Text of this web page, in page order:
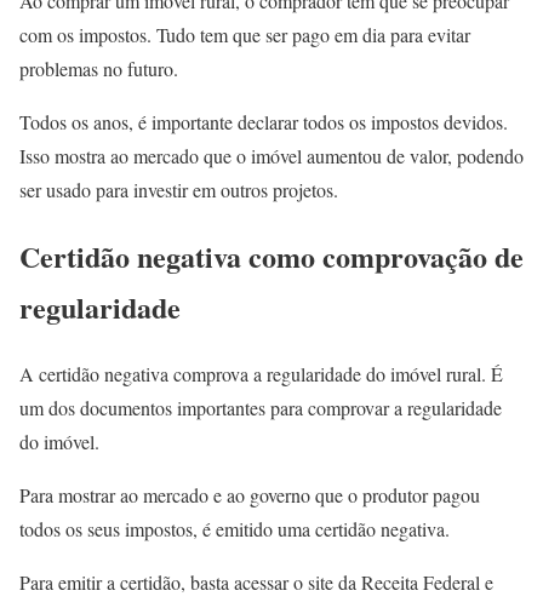
com os impostos. Tudo tem que ser pago em dia para evitar
problemas no futuro.
Todos os anos, é importante declarar todos os impostos devidos.
Isso mostra ao mercado que o imóvel aumentou de valor, podendo
ser usado para investir em outros projetos.
Certidão negativa como comprovação de
regularidade
A certidão negativa comprova a regularidade do imóvel rural. É
um dos documentos importantes para comprovar a regularidade
do imóvel.
Para mostrar ao mercado e ao governo que o produtor pagou
todos os seus impostos, é emitido uma certidão negativa.
Para emitir a certidão, basta acessar o site da Receita Federal e